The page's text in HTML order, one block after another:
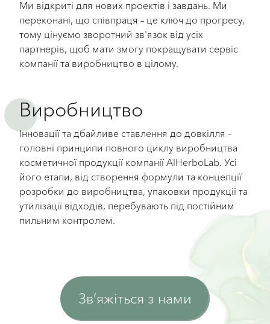
Ми відкриті для нових проектів і завдань. Ми
переконані, що співпраця – це ключ до прогресу,
тому цінуємо зворотний зв'язок від усіх
партнерів, щоб мати змогу покращувати сервіс
компанії та виробництво в цілому.
Виробництво
Інновації та дбайливе ставлення до довкілля –
головні принципи повного циклу виробництва
косметичної продукції компанії AlHerboLab. Усі
його етапи, від створення формули та концепції
розробки до виробництва, упаковки продукції та
утилізації відходів, перебувають під постійним
пильним контролем.
Зв’яжіться з нами